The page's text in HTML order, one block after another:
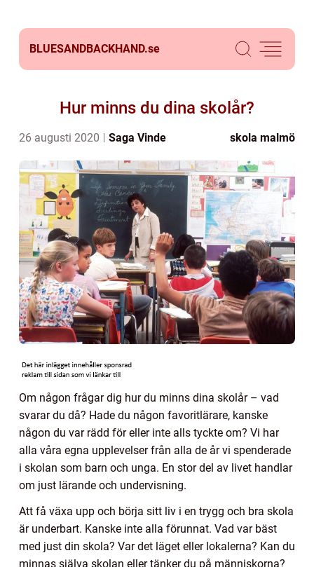
BLUESANDBACKHAND.se
Hur minns du dina skolår?
26 augusti 2020 Saga Vinde skola malmö
Om någon frågar dig hur du minns dina skolår – vad
svarar du då? Hade du någon favoritlärare, kanske
någon du var rädd för eller inte alls tyckte om? Vi har
alla våra egna upplevelser från alla de år vi spenderade
i skolan som barn och unga. En stor del av livet handlar
om just lärande och undervisning.
Att få växa upp och börja sitt liv i en trygg och bra skola
är underbart. Kanske inte alla förunnat. Vad var bäst
med just din skola? Var det läget eller lokalerna? Kan du
minnas själva skolan eller tänker du på människorna?